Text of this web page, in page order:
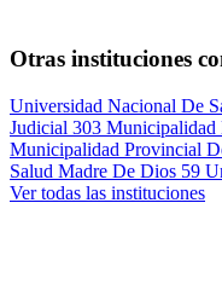
Otras instituciones
Universidad Nacional De
Judicial 303 Municipalidad
Municipalidad Provincial
Salud Madre De Dios 59
Ver todas las instituciones